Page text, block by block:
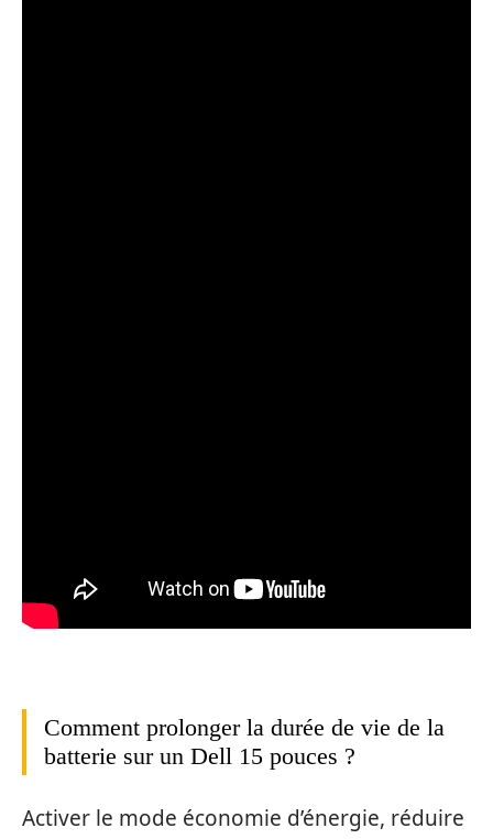
Comment prolonger la durée de vie de la
batterie sur un Dell 15 pouces ?
Activer le mode économie d’énergie, réduire